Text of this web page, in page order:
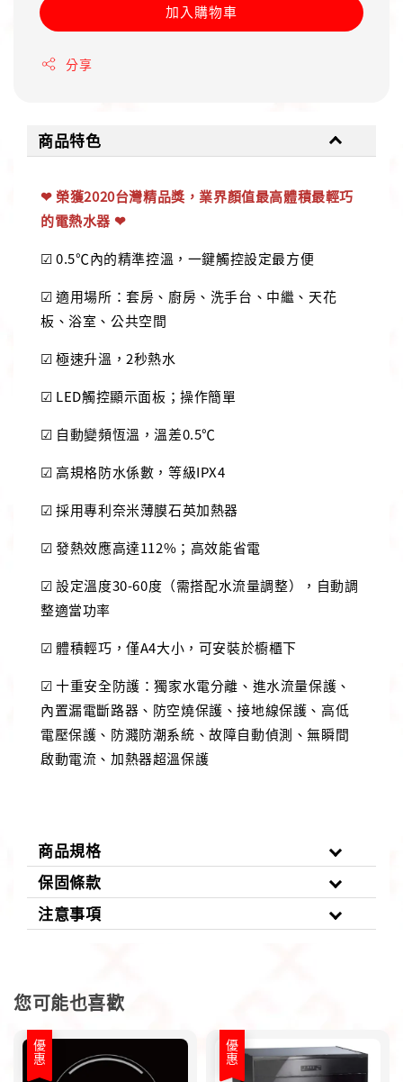
加入購物車
分享
商品特色
❤ 榮獲2020台灣精品獎，業界顏值最高體積最輕巧
的電熱水器 ❤
☑ 0.5℃內的精準控溫，一鍵觸控設定最方便
☑ 適用場所：套房、廚房、洗手台、中繼、天花
板、浴室、公共空間
☑ 極速升溫，2秒熱水
☑ LED觸控顯示面板；操作簡單
☑ 自動變頻恆溫，溫差0.5℃
☑ 高規格防水係數，等級IPX4
☑ 採用專利奈米薄膜石英加熱器
☑ 發熱效應高達112%；高效能省電
☑ 設定溫度30-60度（需搭配水流量調整），自動調
整適當功率
☑ 體積輕巧，僅A4大小，可安裝於櫥櫃下
☑ 十重安全防護：獨家水電分離、進水流量保護、
內置漏電斷路器、防空燒保護、接地線保護、高低
電壓保護、防濺防潮系統、故障自動偵測、無瞬間
啟動電流、加熱器超溫保護
商品規格
保固條款
注意事項
您可能也喜歡
優惠 優惠